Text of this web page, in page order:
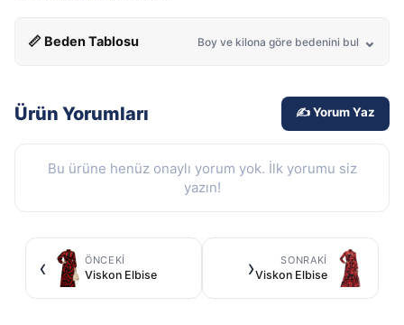
📏 Beden Tablosu Boy ve kilona göre bedenini bul
Ürün Yorumları ✍️ Yorum Yaz
Bu ürüne henüz onaylı yorum yok. İlk yorumu siz
yazın!
‹ ÖNCEKI
Viskon Elbise
SONRAKI
Viskon Elbise
›